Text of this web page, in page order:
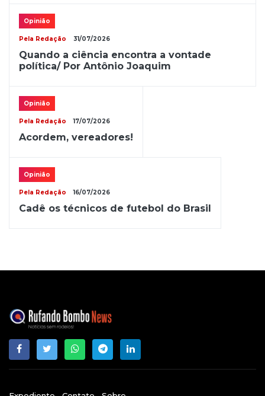
Opinião
Pela Redação 31/07/2026
Quando a ciência encontra a vontade
política/ Por Antônio Joaquim
Opinião
Pela Redação 17/07/2026
Acordem, vereadores!
Opinião
Pela Redação 16/07/2026
Cadê os técnicos de futebol do Brasil